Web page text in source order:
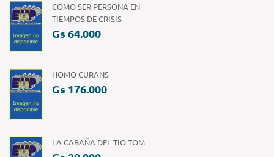
COMO SER PERSONA EN
TIEMPOS DE CRISIS
Gs 64.000
HOMO CURANS
Gs 176.000
LA CABAÑA DEL TIO TOM